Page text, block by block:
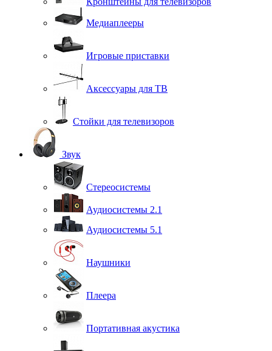
Медиаплееры
Игровые приставки
Аксессуары для ТВ
Стойки для телевизоров
Звук
Стереосистемы
Аудиосистемы 2.1
Аудиосистемы 5.1
Наушники
Плеера
Портативная акустика